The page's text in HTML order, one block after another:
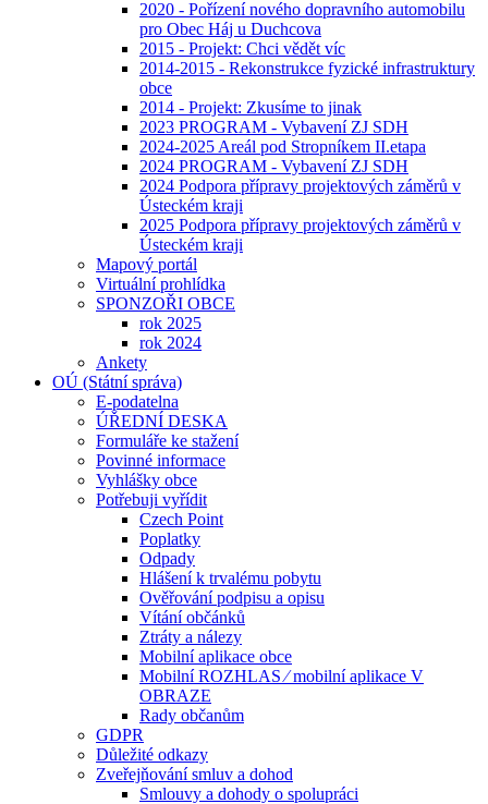
2020 - Pořízení nového dopravního automobilu
pro Obec Háj u Duchcova
2015 - Projekt: Chci vědět víc
2014-2015 - Rekonstrukce fyzické infrastruktury
obce
2014 - Projekt: Zkusíme to jinak
2023 PROGRAM - Vybavení ZJ SDH
2024-2025 Areál pod Stropníkem II.etapa
2024 PROGRAM - Vybavení ZJ SDH
2024 Podpora přípravy projektových záměrů v
Ústeckém kraji
2025 Podpora přípravy projektových záměrů v
Ústeckém kraji
Mapový portál
Virtuální prohlídka
SPONZOŘI OBCE
rok 2025
rok 2024
Ankety
OÚ (Státní správa)
E-podatelna
ÚŘEDNÍ DESKA
Formuláře ke stažení
Povinné informace
Vyhlášky obce
Potřebuji vyřídit
Czech Point
Poplatky
Odpady
Hlášení k trvalému pobytu
Ověřování podpisu a opisu
Vítání občánků
Ztráty a nálezy
Mobilní aplikace obce
Mobilní ROZHLAS ⁄ mobilní aplikace V
OBRAZE
Rady občanům
GDPR
Důležité odkazy
Zveřejňování smluv a dohod
Smlouvy a dohody o spolupráci